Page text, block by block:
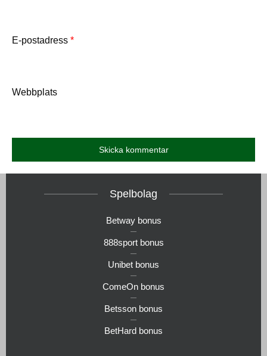
E-postadress *
Webbplats
Spelbolag
Betway bonus
888sport bonus
Unibet bonus
ComeOn bonus
Betsson bonus
BetHard bonus